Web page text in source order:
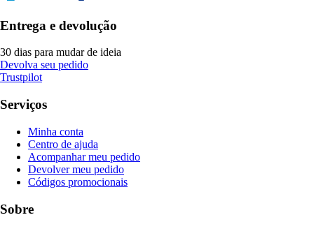
Entrega e devolução
30 dias para mudar de ideia
Devolva seu pedido
Trustpilot
Serviços
Minha conta
Centro de ajuda
Acompanhar meu pedido
Devolver meu pedido
Códigos promocionais
Sobre